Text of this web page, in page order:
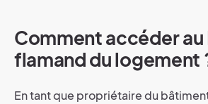
Comment accéder au
flamand du logement
En tant que propriétaire du